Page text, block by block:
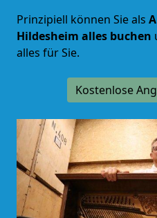
Prinzipiell können Sie als
Hildesheim alles buchen
alles für Sie.
Kostenlose